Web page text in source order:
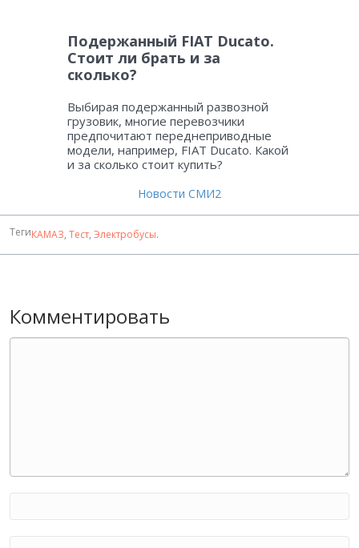
Подержанный FIAT Ducato.
Стоит ли брать и за
сколько?
Выбирая подержанный развозной
грузовик, многие перевозчики
предпочитают переднеприводные
модели, например, FIAT Ducato. Какой
и за сколько стоит купить?
Новости СМИ2
ТегиКАМАЗ, Тест, Электробусы.
Комментировать